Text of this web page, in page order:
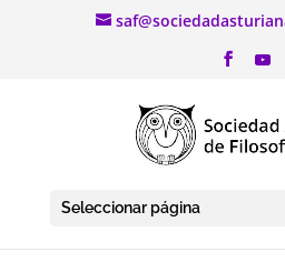
Seleccionar página